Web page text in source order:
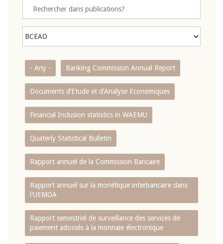
- Any - Banking Commission Annual Report
Documents d’Etude et d’Analyse Economiques
Financial Inclusion statistics in WAEMU
Quaterly Statistical Bulletin
Rapport annuel de la Commission Bancaire
Rapport annuel sur la monétique interbancaire dans
l'UEMOA
Rapport semestriel de surveillance des services de
paiement adossés à la monnaie électronique